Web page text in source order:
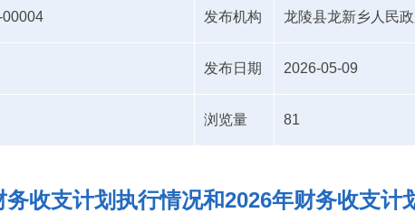
发布机构 龙陵县龙新乡人民
发布日期 2026-05-09
浏览量 81
务收支计划执行情况和2026年财务收支计